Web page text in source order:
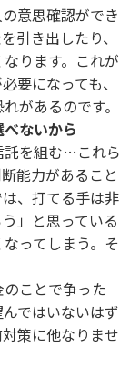
意思確認ができ
引き出したり、
ります。これが
要になっても、
があるのです。
ないから
託を組む…これら
能力があること
、打てる手は非
」と思っている
ってしまう。そ
ことで争った
ではいないはず
策に他なりませ